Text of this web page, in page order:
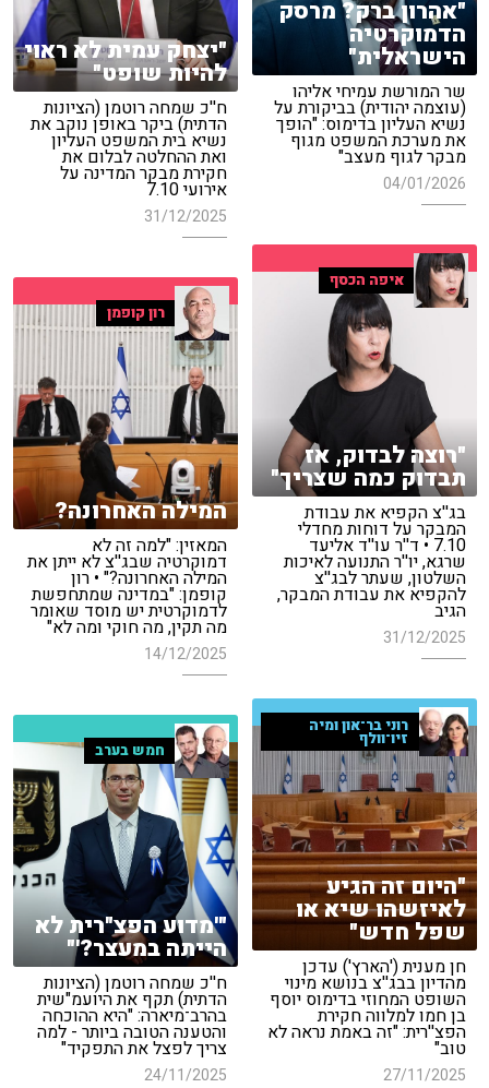
"אהרון ברק? מרסק
הדמוקרטיה
הישראלית"
שר המורשת עמיחי אליהו
(עוצמה יהודית) בביקורת על
נשיא העליון בדימוס: "הופך
את מערכת המשפט מגוף
מבקר לגוף מעצב"
04/01/2026
"יצחק עמית לא ראוי
להיות שופט"
ח''כ שמחה רוטמן (הציונות
הדתית) ביקר באופן נוקב את
נשיא בית המשפט העליון
ואת ההחלטה לבלום את
חקירת מבקר המדינה על
אירועי 7.10
31/12/2025
איפה הכסף
"רוצה לבדוק, אז
תבדוק כמה שצריך"
בג''צ הקפיא את עבודת
המבקר על דוחות מחדלי
7.10 • ד''ר עו''ד אליעד
שרגא, יו''ר התנועה לאיכות
השלטון, שעתר לבג''צ
להקפיא את עבודת המבקר,
הגיב
31/12/2025
רון קופמן
המילה האחרונה?
המאזין: "למה זה לא
דמוקרטיה שבג''צ לא ייתן את
המילה האחרונה?" • רון
קופמן: "במדינה שמתחפשת
לדמוקרטית יש מוסד שאומר
מה תקין, מה חוקי ומה לא"
14/12/2025
רוני בר־און ומיה
זיו־וולף
"היום זה הגיע
לאיזשהו שיא או
שפל חדש"
חן מענית ('הארץ') עדכן
מהדיון בבג''צ בנושא מינוי
השופט המחוזי בדימוס יוסף
בן חמו למלווה חקירת
הפצ''רית: "זה באמת נראה לא
טוב"
27/11/2025
חמש בערב
"'מדוע הפצ"רית לא
הייתה במעצר?'"
ח''כ שמחה רוטמן (הציונות
הדתית) תקף את היועמ"שית
בהרב־מיארה: "היא ההוכחה
והטענה הטובה ביותר - למה
צריך לפצל את התפקיד"
24/11/2025